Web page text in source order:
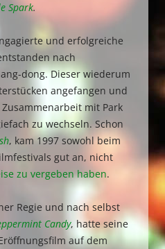
Spark.
und erfolgreiche
nach
dong. Dieser wiederum
angefangen und
mit Park
zu wechseln. Schon
, kam 1997 sowohl beim
gut an, nicht
zu vergeben haben.
Regie und nach selbst
Candy, hatte seine
auf dem